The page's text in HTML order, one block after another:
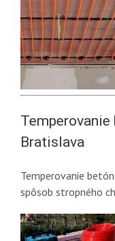
Temperovanie
Bratislava
Temperovanie
spôsob stropného